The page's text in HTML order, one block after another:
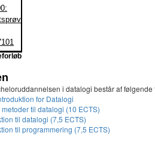
i datalogi består af
for Datalogi
til datalogi (10 ECTS)
til datalogi (7,5 ECTS)
til programmering (7,5 ECTS)